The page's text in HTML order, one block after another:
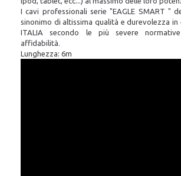
I cavi professionali serie "EAGLE SMART "
sinonimo di altissima qualità e durevolezza
ITALIA secondo le più severe
affidabilità.
Lunghezza: 6m